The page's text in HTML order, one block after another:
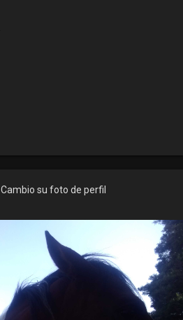
Cambio su foto de perfil